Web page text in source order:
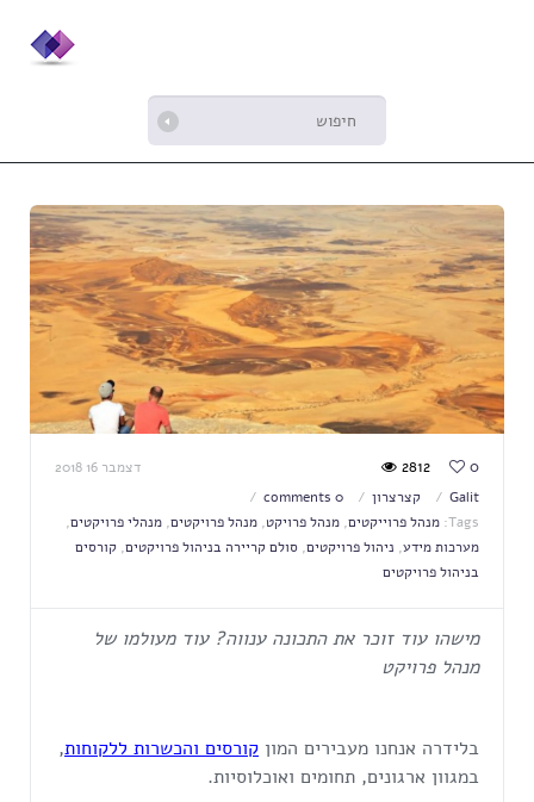
דצמבר 16 2018
Galit
קצרצרון
0 comments
Tags: מנהל פרוייקטים, מנהל פרויקט, מנהל פרויקטים, מנהלי פרויקטים,
מערכות מידע, ניהול פרויקטים, סולם קריירה בניהול פרויקטים, קורסים
בניהול פרויקטים
2812 0
מישהו עוד זוכר את התכונה ענווה? עוד מעולמו של
מנהל פרויקט
בלידרה אנחנו מעבירים המון קורסים והכשרות ללקוחות,
במגוון ארגונים, תחומים ואוכלוסיות.